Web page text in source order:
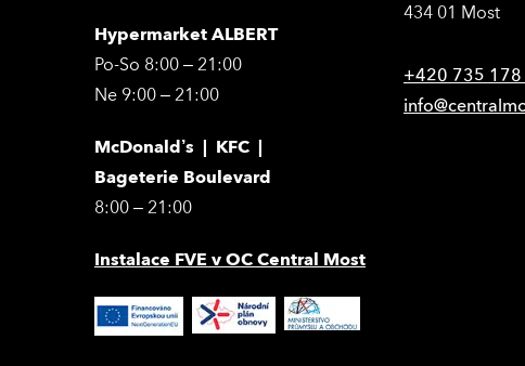
Hypermarket ALBERT
Po-So 8:00 – 21:00
Ne 9:00 – 21:00
McDonald’s | KFC |
Bageterie Boulevard
8:00 – 21:00
Instalace FVE v OC Central Most
434 01 Most
+420 735